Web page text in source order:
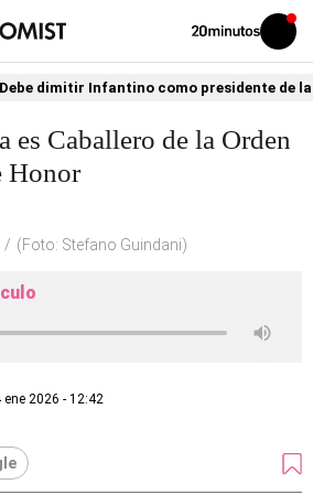
Volver
Iniciar
sesión
dimitir Infantino como presidente de
es Caballero de la Orden
Honor
(Foto: Stefano Guindani)
ene 2026 - 12:42